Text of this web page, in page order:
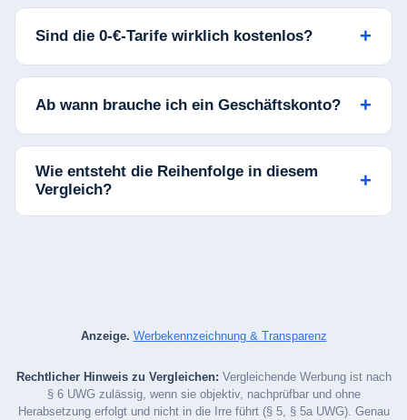
Sind die 0-€-Tarife wirklich kostenlos?
Ab wann brauche ich ein Geschäftskonto?
Wie entsteht die Reihenfolge in diesem
Vergleich?
Anzeige. Werbekennzeichnung & Transparenz
Rechtlicher Hinweis zu Vergleichen: Vergleichende Werbung ist nach
§ 6 UWG zulässig, wenn sie objektiv, nachprüfbar und ohne
Herabsetzung erfolgt und nicht in die Irre führt (§ 5, § 5a UWG). Genau